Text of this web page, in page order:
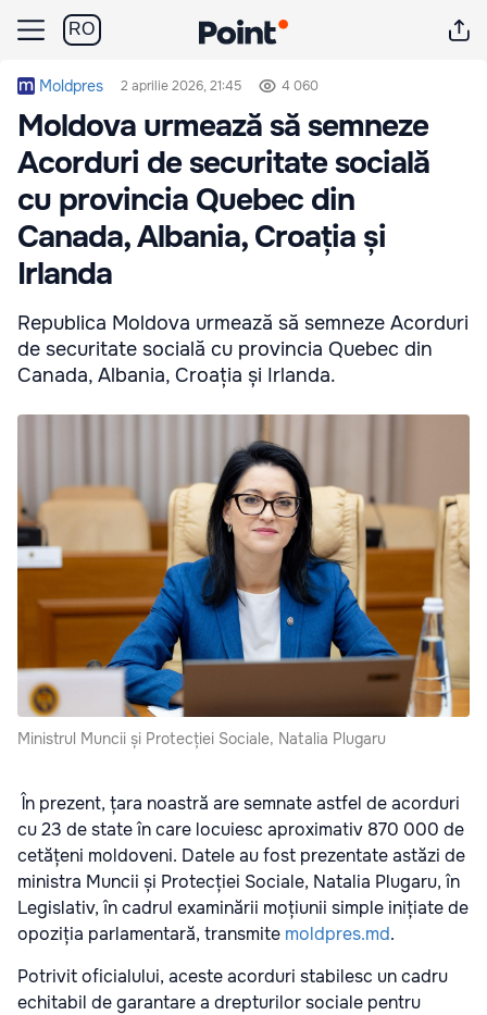
RO
Moldpres 2 aprilie 2026, 21:45 4 060
Moldova urmează să semneze
Acorduri de securitate socială
cu provincia Quebec din
Canada, Albania, Croația și
Irlanda
Republica Moldova urmează să semneze Acorduri
de securitate socială cu provincia Quebec din
Canada, Albania, Croația și Irlanda.
Ministrul Muncii și Protecției Sociale, Natalia Plugaru
În prezent, țara noastră are semnate astfel de acorduri
cu 23 de state în care locuiesc aproximativ 870 000 de
cetățeni moldoveni. Datele au fost prezentate astăzi de
ministra Muncii și Protecției Sociale, Natalia Plugaru, în
Legislativ, în cadrul examinării moțiunii simple inițiate de
opoziția parlamentară, transmite moldpres.md.
Potrivit oficialului, aceste acorduri stabilesc un cadru
echitabil de garantare a drepturilor sociale pentru